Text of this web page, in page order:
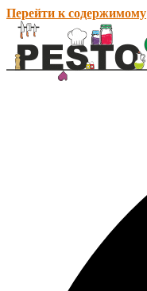
Перейти к содержимому